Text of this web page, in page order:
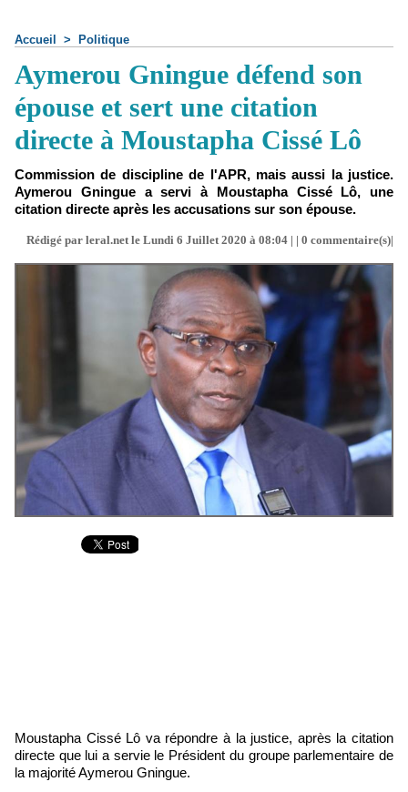
Accueil > Politique
Aymerou Gningue défend son
épouse et sert une citation
directe à Moustapha Cissé Lô
Commission de discipline de l'APR, mais aussi la justice.
Aymerou Gningue a servi à Moustapha Cissé Lô, une
citation directe après les accusations sur son épouse.
Rédigé par leral.net le Lundi 6 Juillet 2020 à 08:04 | | 0 commentaire(s)|
Moustapha Cissé Lô va répondre à la justice, après la citation
directe que lui a servie le Président du groupe parlementaire de
la majorité Aymerou Gningue.